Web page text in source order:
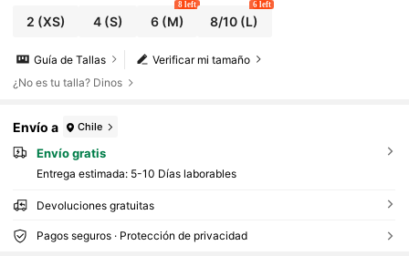
2 (XS) 4(S) 6(M)
8 left
8/10 (L)
6 left
Verificar mi tamaño
Guía de Tallas
¿No es tu talla? Dinos
Envío a Chile
Envío gratis
Entrega estimada: 5-10 Días laborables
Devoluciones gratuitas
Pagos seguros · Protección de privacidad